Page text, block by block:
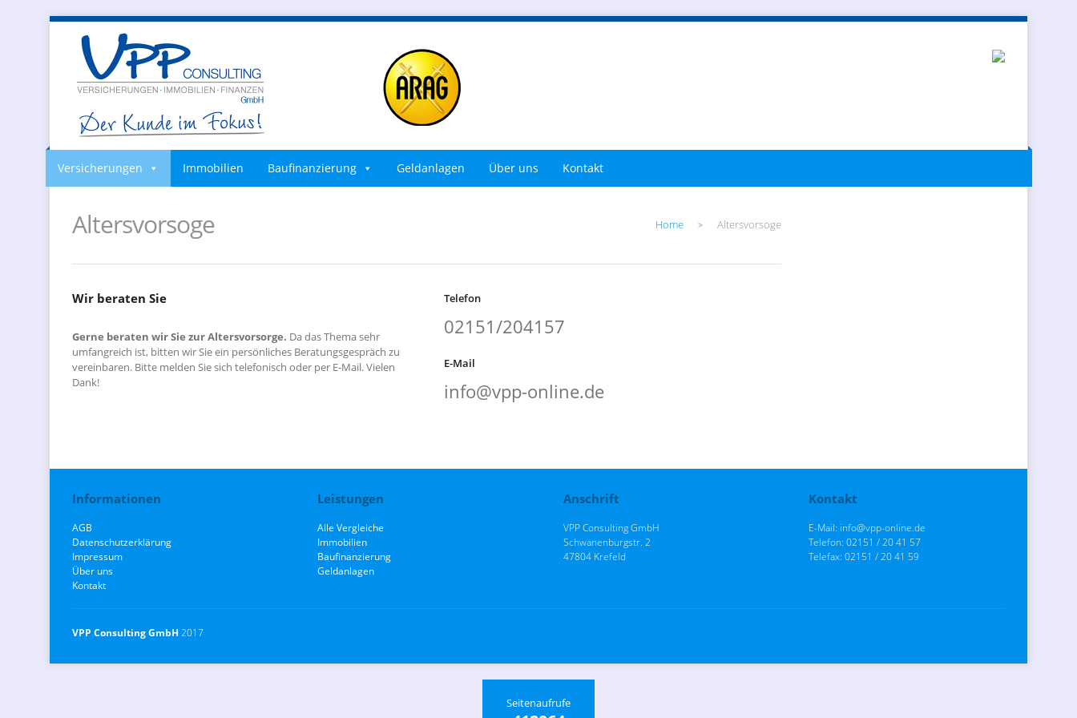
Versicherungen Immobilien Baufinanzierung Geldanlagen Über uns Kontakt
Altersvorsoge Home > Altersvorsoge
Wir beraten Sie
Gerne beraten wir Sie zur Altersvorsorge. Da das Thema sehr
umfangreich ist, bitten wir Sie ein persönliches Beratungsgespräch zu
vereinbaren. Bitte melden Sie sich telefonisch oder per E-Mail. Vielen
Dank!
Telefon
02151/204157
E-Mail
info@vpp-online.de
Informationen
AGB
Datenschutzerklärung
Impressum
Über uns
Kontakt
Leistungen
Alle Vergleiche
Immobilien
Baufinanzierung
Geldanlagen
Anschrift
VPP Consulting GmbH
Schwanenburgstr. 2
47804 Krefeld
Kontakt
E-Mail: info@vpp-online.de
Telefon: 02151 / 20 41 57
Telefax: 02151 / 20 41 59
VPP Consulting GmbH 2017
Seitenaufrufe